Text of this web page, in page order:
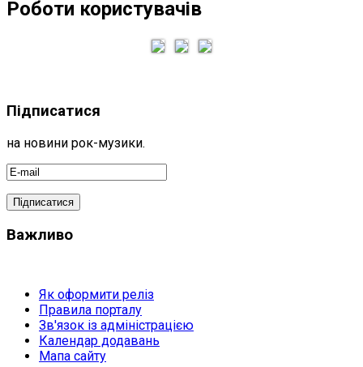
Роботи користувачів
Підписатися
на новини рок-музики.
Важливо
Як оформити реліз
Правила порталу
Зв'язок із адміністрацією
Календар додавань
Мапа сайту